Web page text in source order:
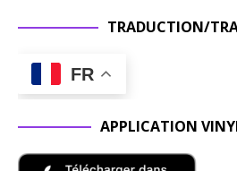
TRADUCTION/
FR
APPLICATION